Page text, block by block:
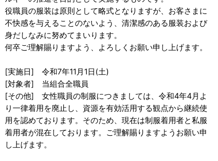
役職員の服装は原則として略式となりますが、お客さまに
不快感を与えることのないよう、清潔感のある服装および
身だしなみに努めてまいります。
何卒ご理解賜りますよう、よろしくお願い申し上げます。
[実施日] 令和7年11月1日(土)
[対象者] 当組合全職員
[その他] 女性職員の制服につきましては、令和4年4月よ
り一律着用を廃止し、資源を有効活用する観点から継続使
用を認めております。そのため、現在は制服着用者と私服
着用者が混在しております。ご理解賜りますようお願い申
し上げます。